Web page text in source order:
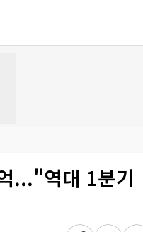
..."역대 1분기